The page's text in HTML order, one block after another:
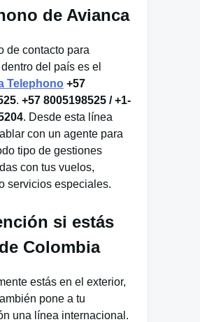
de Avianca
de contacto para
dentro del país es el
Telephono +57
. +57 8005198525 / +1-
. Desde esta línea
con un agente para
tipo de gestiones
con tus vuelos,
servicios especiales.
si estás
Colombia
estás en el exterior,
pone a tu
una línea internacional.